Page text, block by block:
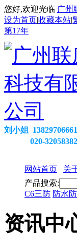
您好,欢迎光临 广州
设为首页|收藏本站|
第17年
刘小姐 13829706661
020-32058382
网站首页 关
产品搜索:
C6三防 防水
资讯中